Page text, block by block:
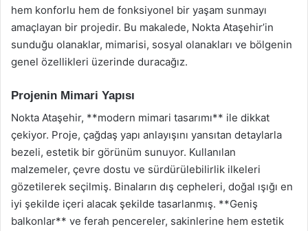
hem konforlu hem de fonksiyonel bir yaşam sunmayı
amaçlayan bir projedir. Bu makalede, Nokta Ataşehir’in
sunduğu olanaklar, mimarisi, sosyal olanakları ve bölgenin
genel özellikleri üzerinde duracağız.
Projenin Mimari Yapısı
Nokta Ataşehir, **modern mimari tasarımı** ile dikkat
çekiyor. Proje, çağdaş yapı anlayışını yansıtan detaylarla
bezeli, estetik bir görünüm sunuyor. Kullanılan
malzemeler, çevre dostu ve sürdürülebilirlik ilkeleri
gözetilerek seçilmiş. Binaların dış cepheleri, doğal ışığı en
iyi şekilde içeri alacak şekilde tasarlanmış. **Geniş
balkonlar** ve ferah pencereler, sakinlerine hem estetik